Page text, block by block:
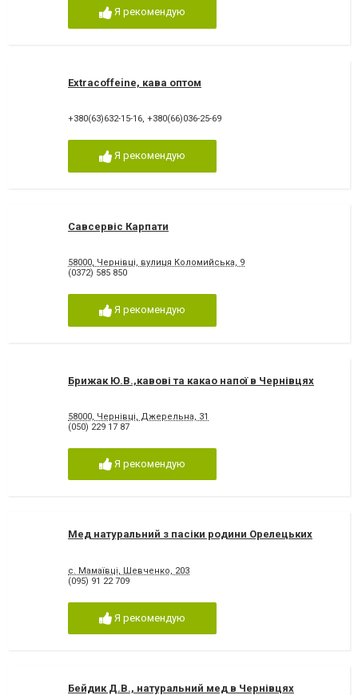
Я рекомендую
Extracoffeine, кава оптом
+380(63)632-15-16, +380(66)036-25-69
Я рекомендую
Савсервіс Карпати
58000, Чернівці, вулиця Коломийська, 9
(0372) 585 850
Я рекомендую
Брижак Ю.В.,кавові та какао напої в Чернівцях
58000, Чернівці, Джерельна, 31
(050) 229 17 87
Я рекомендую
Мед натуральний з пасіки родини Орелецьких
с. Мамаївці, Шевченко, 203
(095) 91 22 709
Я рекомендую
Бейдик Д.В., натуральний мед в Чернівцях